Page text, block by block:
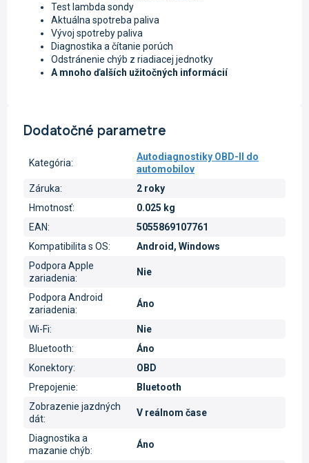
Test lambda sondy
Aktuálna spotreba paliva
Vývoj spotreby paliva
Diagnostika a čítanie porúch
Odstránenie chýb z riadiacej jednotky
A mnoho ďalších užitočných informácií
Dodatočné parametre
Kategória:
Autodiagnostiky OBD-II do
automobilov
Záruka:
2 roky
Hmotnosť:
0.025 kg
EAN:
5055869107761
Kompatibilita s OS:
Android, Windows
Podpora Apple
zariadenia:
Nie
Podpora Android
zariadenia:
Áno
Wi-Fi:
Nie
Bluetooth:
Áno
Konektory:
OBD
Prepojenie:
Bluetooth
Zobrazenie jazdných
dát:
V reálnom čase
Diagnostika a
mazanie chýb:
Áno